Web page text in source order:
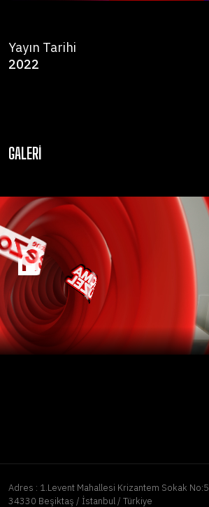
Yayın Tarihi
2022
GALERI
Adres : 1.Levent Mahallesi Krizantem Sokak No:5
34330 Beşiktaş / İstanbul / Türkiye